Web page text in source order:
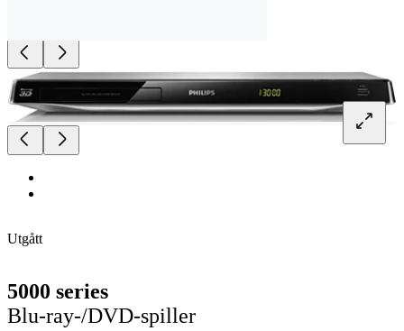
Utgått
5000 series
Blu-ray-/DVD-spiller